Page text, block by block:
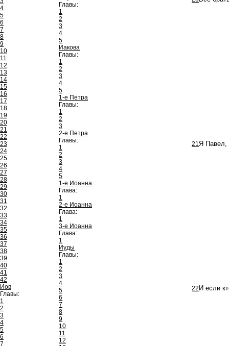
4
5
6
7
8
9
10
11
12
13
14
15
16
17
18
19
20
21
22
23
24
25
26
27
28
29
30
31
32
33
34
35
36
37
38
39
40
41
42
Иов
Главы:
1
2
3
4
5
6
7
Главы:
1
2
3
4
5
Иакова
Главы:
1
2
3
4
5
1-е Петра
Главы:
1
2
3
2-е Петра
Главы:
1
2
3
4
5
1-е Иоанна
Глава:
1
2-е Иоанна
Глава:
1
3-е Иоанна
Глава:
1
Иуды
Главы:
1
2
3
4
5
6
7
8
9
10
11
12
21Я Павел,
22 И если